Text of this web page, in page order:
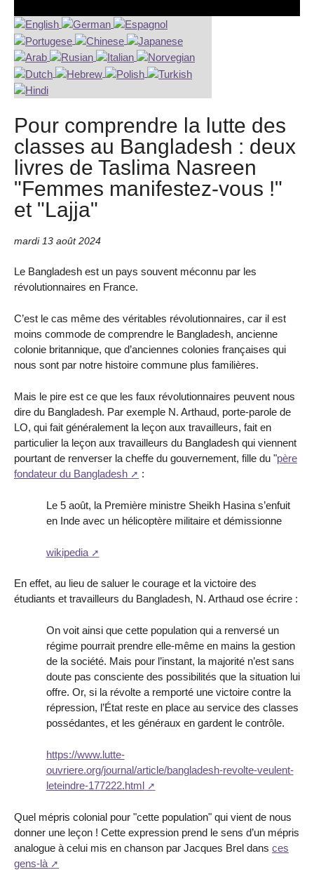
Pour comprendre la lutte des
classes au Bangladesh : deux
livres de Taslima Nasreen
"Femmes manifestez-vous !"
et "Lajja"
mardi 13 août 2024
Le Bangladesh est un pays souvent méconnu par les
révolutionnaires en France.
C’est le cas même des véritables révolutionnaires, car il est
moins commode de comprendre le Bangladesh, ancienne
colonie britannique, que d’anciennes colonies françaises qui
nous sont par notre histoire commune plus familières.
Mais le pire est ce que les faux révolutionnaires peuvent nous
dire du Bangladesh. Par exemple N. Arthaud, porte-parole de
LO, qui fait généralement la leçon aux travailleurs, fait en
particulier la leçon aux travailleurs du Bangladesh qui viennent
pourtant de renverser la cheffe du gouvernement, fille du "père
fondateur du Bangladesh
:
Le 5 août, la Première ministre Sheikh Hasina s’enfuit
en Inde avec un hélicoptère militaire et démissionne
wikipedia
En effet, au lieu de saluer le courage et la victoire des
étudiants et travailleurs du Bangladesh, N. Arthaud ose écrire :
On voit ainsi que cette population qui a renversé un
régime pourrait prendre elle-même en mains la gestion
de la société. Mais pour l’instant, la majorité n’est sans
doute pas consciente des possibilités que la situation lui
offre. Or, si la révolte a remporté une victoire contre la
répression, l’État reste en place au service des classes
possédantes, et les généraux en gardent le contrôle.
https://www.lutte-
ouvriere.org/journal/article/bangladesh-revolte-veulent-
leteindre-177222.html
Quel mépris colonial pour "cette population" qui vient de nous
donner une leçon ! Cette expression prend le sens d’un mépris
analogue à celui mis en chanson par Jacques Brel dans ces
gens-là